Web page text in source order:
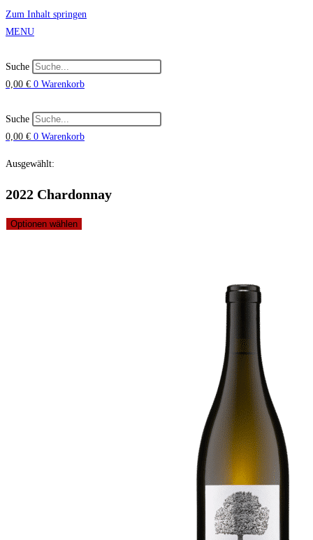
Zum Inhalt springen
MENU
Suche
0,00 € 0 Warenkorb
Suche
0,00 € 0 Warenkorb
Ausgewählt:
2022 Chardonnay
Optionen wählen